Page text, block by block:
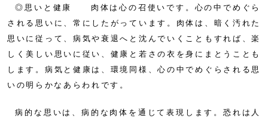
◎思いと健康 肉体は心の召使いです。心の中でめぐら
される思いに、常にしたがっています。肉体は、暗く汚れた
思いに従って、病気や衰退へと沈んでいくこともすれば、楽
しく美しい思いに従い、健康と若さの衣を身にまとうことも
します。病気と健康は、環境同様、心の中でめぐらされる思
いの明らかなあらわれです。
病的な思いは、病的な肉体を通じて表現します。恐れは人